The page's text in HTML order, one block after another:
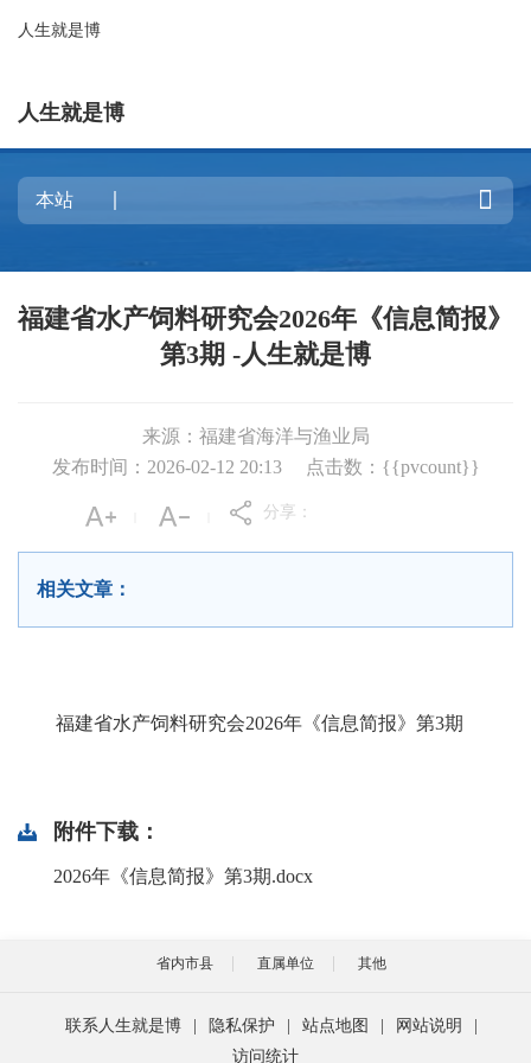
人生就是博
人生就是博

福建省水产饲料研究会2026年《信息简报》
第3期 -人生就是博
来源：福建省海洋与渔业局
发布时间：2026-02-12 20:13
点击数：{{pvcount}}
分享：
相关文章：
福建省水产饲料研究会2026年《信息简报》第3期
附件下载：
2026年《信息简报》第3期.docx
省内市县 直属单位 其他
联系人生就是博 隐私保护 站点地图 网站说明
访问统计